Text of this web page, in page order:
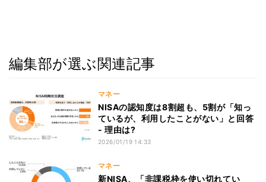
編集部が選ぶ関連記事
マネー
NISAの認知度は8割超も、5割が「知っ
ているが、利用したことがない」と回答
- 理由は?
2026/01/19 14:33
マネー
新NISA、「非課税枠を使い切れてい